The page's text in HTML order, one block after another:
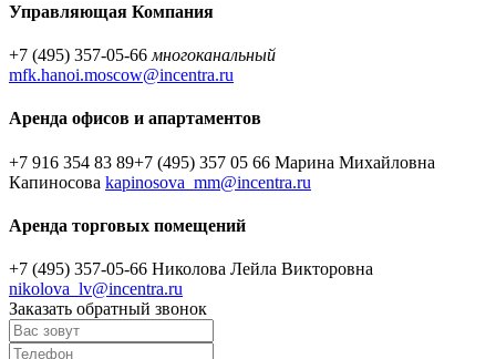
Управляющая Компания
+7 (495) 357-05-66 многоканальный
mfk.hanoi.moscow@incentra.ru
Аренда офисов и апартаментов
+7 916 354 83 89+7 (495) 357 05 66 Марина Михайловна
Капиносова kapinosova_mm@incentra.ru
Аренда торговых помещений
+7 (495) 357-05-66 Николова Лейла Викторовна
nikolova_lv@incentra.ru
Заказать обратный звонок